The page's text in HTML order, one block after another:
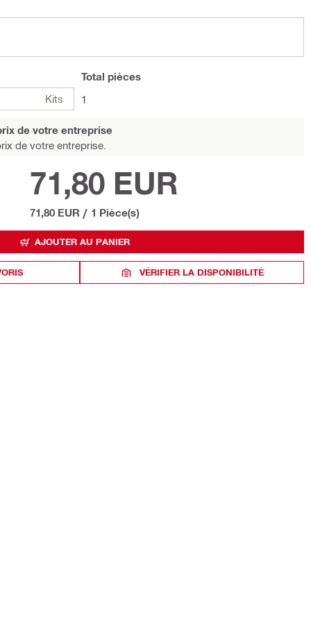
Kits
Total pièces
1
de votre entreprise
de votre entreprise.
71,80 EUR
71,80 EUR / 1 Pièce(s)
AJOUTER AU PANIER
VÉRIFIER LA DISPONIBILITÉ